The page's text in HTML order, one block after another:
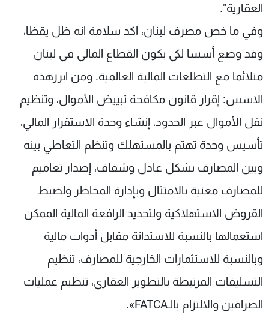
العقارية".
وفي ما خص مصرف لبنان، اكد سلامة انه ظل يقظا،
وقد وضع أسسا لكي يكون القطاع المالي في لبنان
متلائما مع التطلعات المالية العالمية. ومن ابرزهذه
الاسس: إقرار قانون مكافحة تبييض الأموال، وتنظيم
نقل الأموال عبر الحدود، إنشاء وحدة الاستقرار المالي،
تأسيس وحدة تهتم بالمستهلك وتنظم التعاطي بينه
وبين المصارف بشكل عادل وشفاف، إصدار تعاميم
للمصارف معنية بالامتثال وبإدارة المخاطر ولضبط
القروض الاستهلاكية ولتحديد الرافعة المالية الممكن
استعمالها بالنسبة للاستدانة مقابل أدوات مالية
وبالنسبة للاستثمارات الخارجية للمصارف، تنظيم
التسليفات المرتبطة بالتطوير العقاري، تنظيم عمليات
الصرافين والالتزام بالـFATCA».